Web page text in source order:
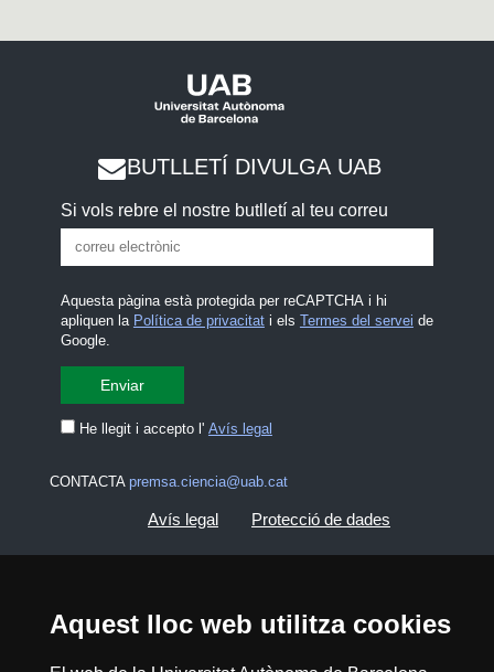
Aquest lloc web utilitza cookies
BUTLLETÍ DIVULGA UAB
Si vols rebre el nostre butlletí al teu correu
Aquesta pàgina està protegida per reCAPTCHA i hi
apliquen la Política de privacitati els Termes del servei de
Google.
He llegit i accepto l' Avís legal
CONTACTA premsa.ciencia@uab.cat
Avís legal Protecció de dades
Mapa del web UAB